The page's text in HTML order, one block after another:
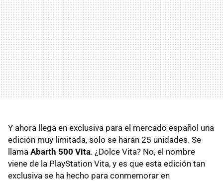
Y ahora llega en exclusiva para el mercado español una
edición muy limitada, solo se harán 25 unidades. Se
llama Abarth 500 Vita. ¿Dolce Vita? No, el nombre
viene de la PlayStation Vita, y es que esta edición tan
exclusiva se ha hecho para conmemorar en